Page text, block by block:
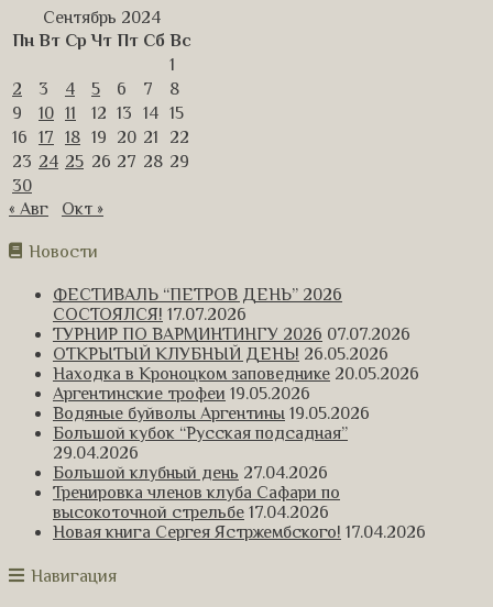
Сентябрь 2024
Пн Вт Ср Чт Пт Сб Вс
1
2
3 4 5 6 7
8
9
10 11 12 13 14 15
16
17 18 19 20 21
22
23 24 25 26 27 28 29
30
« Авг
Окт »
Новости
ФЕСТИВАЛЬ “ПЕТРОВ ДЕНЬ” 2026
СОСТОЯЛСЯ! 17.07.2026
ТУРНИР ПО ВАРМИНТИНГУ 2026 07.07.2026
ОТКРЫТЫЙ КЛУБНЫЙ ДЕНЬ! 26.05.2026
Находка в Кроноцком заповеднике 20.05.2026
Аргентинские трофеи 19.05.2026
Водяные буйволы Аргентины 19.05.2026
Большой кубок “Русская подсадная”
29.04.2026
Большой клубный день 27.04.2026
Тренировка членов клуба Сафари по
высокоточной стрельбе 17.04.2026
Новая книга Сергея Ястржембского! 17.04.2026
Навигация